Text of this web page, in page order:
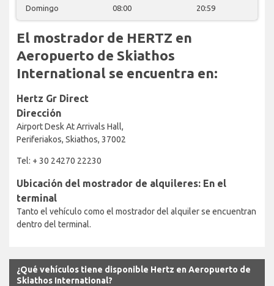
Domingo 08:00 20:59
El mostrador de HERTZ en
Aeropuerto de Skiathos
International se encuentra en:
Hertz Gr Direct
Dirección
Airport Desk At Arrivals Hall,
Periferiakos, Skiathos, 37002
Tel: + 30 24270 22230
Ubicación del mostrador de alquileres: En el
terminal
Tanto el vehículo como el mostrador del alquiler se encuentran
dentro del terminal.
¿Qué vehículos tiene disponible Hertz en Aeropuerto de
Skiathos International?